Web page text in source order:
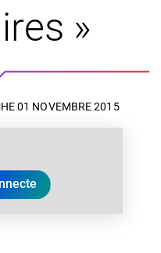
»
01 NOVEMBRE 2015